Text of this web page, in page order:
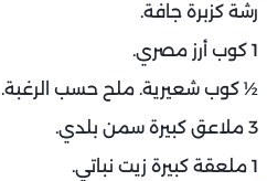
رشة كزبرة جافة.
1 كوب أرز مصري.
½ كوب شعيرية. ملح حسب الرغبة.
3 ملاعق كبيرة سمن بلدي.
1 ملعقة كبيرة زيت نباتي.